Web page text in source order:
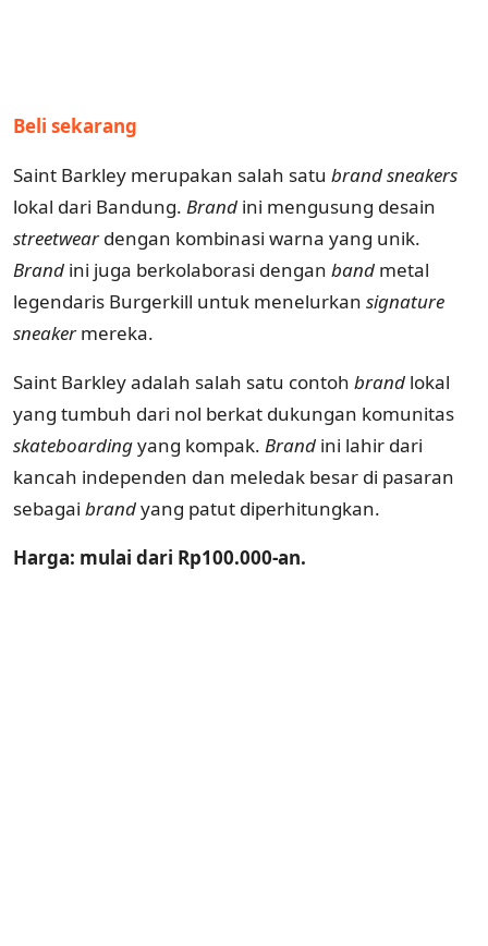
Beli sekarang
Saint Barkley merupakan salah satu brandsneakers
lokal dari Bandung. Brand ini mengusung desain
streetweardengan kombinasi warna yang unik.
Brand ini juga berkolaborasi dengan band metal
legendaris Burgerkill untuk menelurkan signature
sneakermereka.
Saint Barkley adalah salah satu contoh brand lokal
yang tumbuh dari nol berkat dukungan komunitas
skateboardingyang kompak. Brand ini lahir dari
kancah independen dan meledak besar di pasaran
sebagai brandyang patut diperhitungkan.
Harga: mulai dari Rp100.000-an.